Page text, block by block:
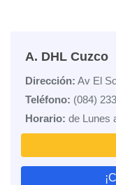
A. DHL Cuzco
Dirección: Av El
Teléfono: (084)
Horario: de Lunes